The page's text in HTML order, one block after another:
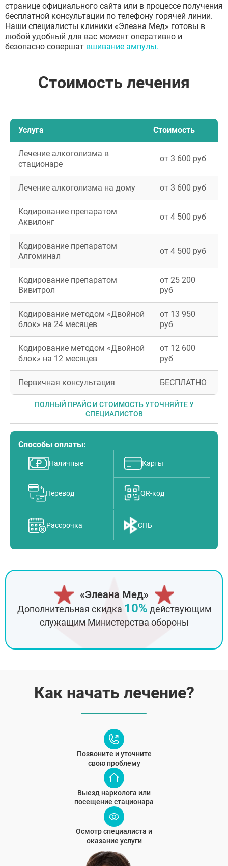
странице официального сайта или в процессе получения
бесплатной консультации по телефону горячей линии.
Наши специалисты клиники «Элеана Мед» готовы в
любой удобный для вас момент оперативно и
безопасно совершат вшивание ампулы.
Стоимость лечения
Услуга Стоимость
Лечение алкоголизма в
стационаре
от 3 600 руб
Лечение алкоголизма на дому от 3 600 руб
Кодирование препаратом
Аквилонг
от 4 500 руб
Кодирование препаратом
Алгоминал
от 4 500 руб
Кодирование препаратом
Вивитрол
от 25 200
руб
Кодирование методом «Двойной
блок» на 24 месяцев
от 13 950
руб
Кодирование методом «Двойной
блок» на 12 месяцев
от 12 600
руб
Первичная консультация БЕСПЛАТНО
ПОЛНЫЙ ПРАЙС И СТОИМОСТЬ УТОЧНЯЙТЕ У
СПЕЦИАЛИСТОВ
Способы оплаты:
Наличные Карты
Перевод QR-код
Рассрочка СПБ
«Элеана Мед»
Дополнительная скидка 10% действующим
служащим Министерства обороны
Как начать лечение?
Позвоните и уточните
свою проблему
Выезд нарколога или
посещение стационара
Осмотр специалиста и
оказание услуги